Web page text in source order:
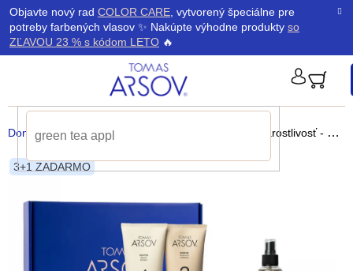
Prejsť
na
obsah
Objavte nový rad COLOR CARE, vytvorený špeciálne pre
potreby farbených vlasov ✨ Nakúpte výhodne produkty so
ZĽAVOU 23 % s kódom LETO 🔥
Domov / Vlasy / Darčekové balenie Komplexná starostlivosť - Poškodené vlasy
3+1 ZADARMO
K
o
k
Späť
Späť